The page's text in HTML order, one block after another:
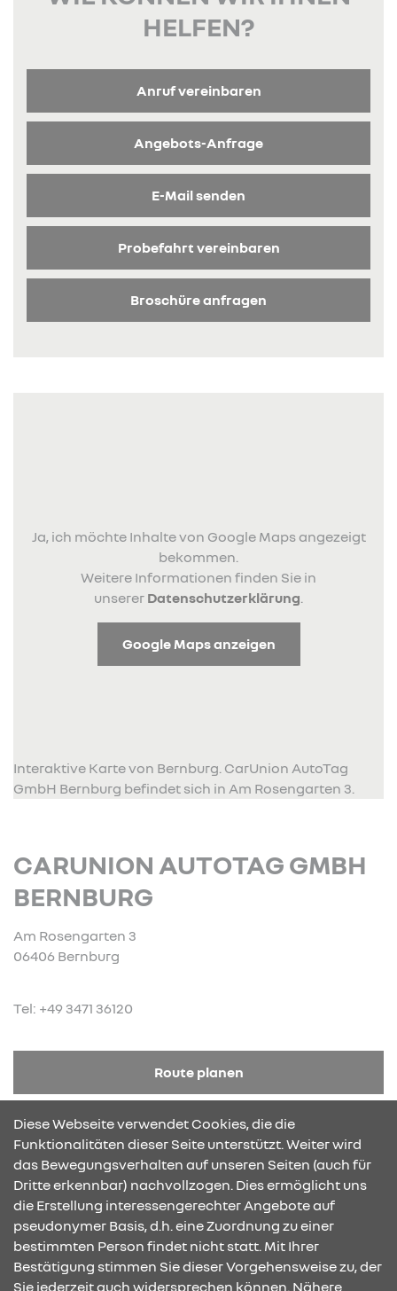
HELFEN?
Anruf vereinbaren
Angebots-Anfrage
E-Mail senden
Probefahrt vereinbaren
Broschüre anfragen
Ja, ich möchte Inhalte von Google Maps angezeigt
bekommen.
Weitere Informationen finden Sie in
unserer Datenschutzerklärung
Google Maps anzeigen
Interaktive Karte von Bernburg. CarUnion AutoTag
GmbH Bernburg befindet sich in Am Rosengarten 3.
CARUNION AUTOTAG GMBH
BERNBURG
Am Rosengarten 3
06406 Bernburg
Tel: +49 3471 36120
Route planen
Anfrage senden
KONTAKT & ANFAHRT
ÖFFNUNGSZEITEN
Diese Webseite verwendet Cookies, die die
Funktionalitäten dieser Seite unterstützt. Weiter wird
das Bewegungsverhalten auf unseren Seiten (auch für
Dritte erkennbar) nachvollzogen. Dies ermöglicht uns
die Erstellung interessengerechter Angebote auf
pseudonymer Basis, d.h. eine Zuordnung zu einer
bestimmten Person findet nicht statt. Mit Ihrer
Bestätigung stimmen Sie dieser Vorgehensweise zu, der
Sie jederzeit auch widersprechen können. Nähere